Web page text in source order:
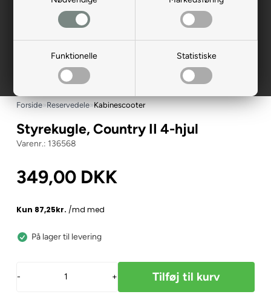
Funktionelle Statistiske
Forside»Reservedele»Kabinescooter
Styrekugle, Country II 4-hjul
136568
349,00 DKK
På lager til levering
- +